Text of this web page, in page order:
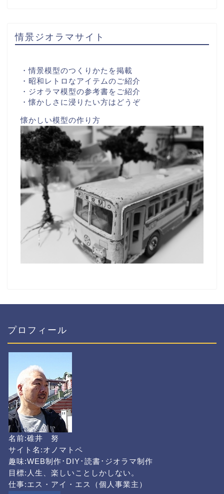
情景ジオラマサイト
・情景模型のつくりかたを掲載
・昭和レトロなアイテムのご紹介
・ジオラマ模型の参考書をご紹介
・懐かしさに浸りたい方はどうぞ
懐かしい模型の作り方
プロフィール
名前:碓井 努
サイト名:オノマトペ
趣味:WEB制作･DIY･読書･ジオラマ制作
目標:人生、楽しいことしかしない。
仕事:エス・アイ・エス（個人事業主）